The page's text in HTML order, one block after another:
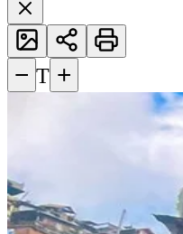
− T +